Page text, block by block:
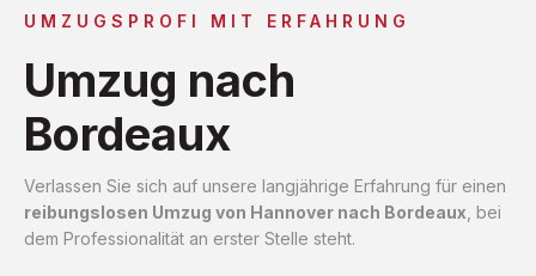
UMZUGSPROFI MIT ERFAHRUNG
Umzug nach
Bordeaux
Verlassen Sie sich auf unsere langjährige Erfahrung für einen
reibungslosen Umzug von Hannover nach Bordeaux , bei
dem Professionalität an erster Stelle steht.